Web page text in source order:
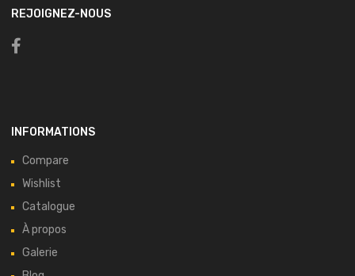
REJOIGNEZ-NOUS
INFORMATIONS
Compare
Wishlist
Catalogue
À propos
Galerie